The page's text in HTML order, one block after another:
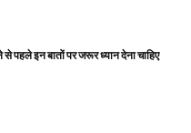
पहले इन बातों पर जरूर ध्यान देना चाहिए